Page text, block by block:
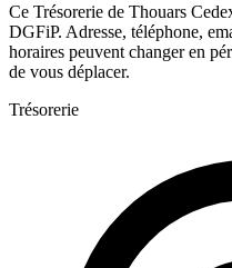
Ce Trésorerie de Thouars
DGFiP. Adresse, téléphone,
horaires peuvent changer en
de vous déplacer.
Trésorerie